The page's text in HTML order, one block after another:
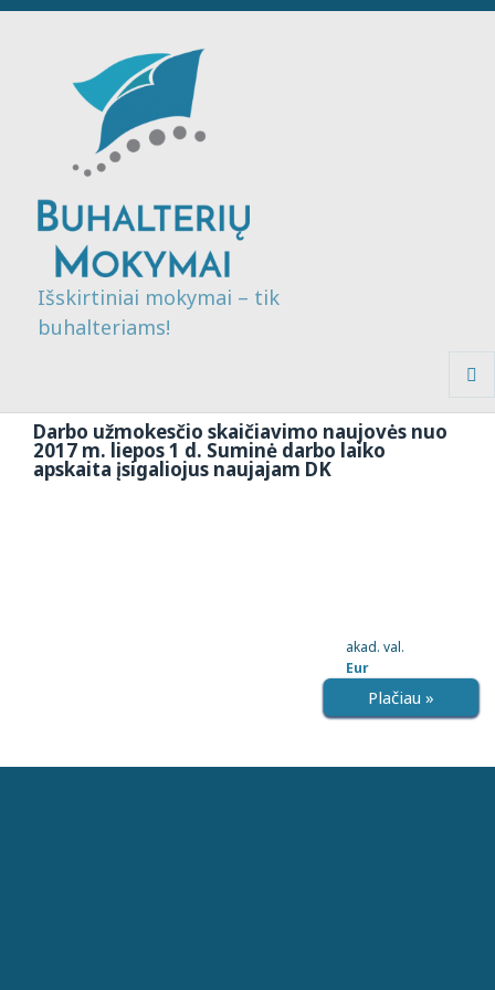
Išskirtiniai mokymai – tik
buhalteriams!
Darbo užmokesčio skaičiavimo naujovės nuo
2017 m. liepos 1 d. Suminė darbo laiko
apskaita įsigaliojus naujajam DK
akad. val.
Eur
Plačiau »